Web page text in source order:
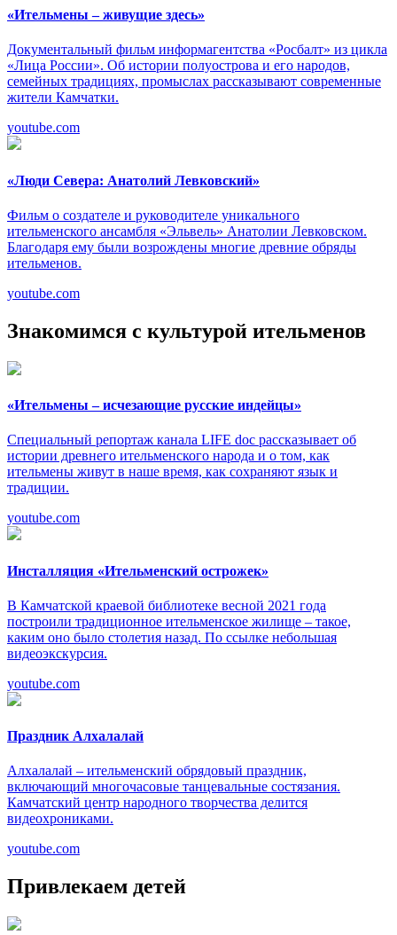
«Ительмены – живущие здесь»
Документальный фильм информагентства «Росбалт» из цикла
«Лица России». Об истории полуострова и его народов,
семейных традициях, промыслах рассказывают современные
жители Камчатки.
youtube.com
«Люди Севера: Анатолий Левковский»
Фильм о создателе и руководителе уникального
ительменского ансамбля «Эльвель» Анатолии Левковском.
Благодаря ему были возрождены многие древние обряды
ительменов.
youtube.com
Знакомимся с культурой ительменов
«Ительмены – исчезающие русские индейцы»
Специальный репортаж канала LIFE doc рассказывает об
истории древнего ительменского народа и о том, как
ительмены живут в наше время, как сохраняют язык и
традиции.
youtube.com
Инсталляция «Ительменский острожек»
В Камчатской краевой библиотеке весной 2021 года
построили традиционное ительменское жилище – такое,
каким оно было столетия назад. По ссылке небольшая
видеоэкскурсия.
youtube.com
Праздник Алхалалай
Алхалалай – ительменский обрядовый праздник,
включающий многочасовые танцевальные состязания.
Камчатский центр народного творчества делится
видеохрониками.
youtube.com
Привлекаем детей